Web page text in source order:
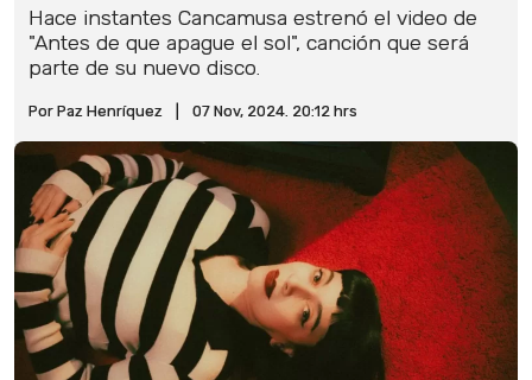
Hace instantes Cancamusa estrenó el video de
"Antes de que apague el sol", canción que será
parte de su nuevo disco.
Por Paz Henríquez 07 Nov, 2024. 20:12 hrs